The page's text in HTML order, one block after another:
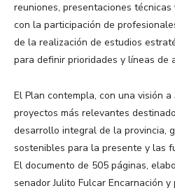
reuniones, presentaciones
con la participación de
de la realización de estudios
para definir prioridades y líneas de
El Plan contempla, con una visión
proyectos más relevantes
desarrollo integral de la provincia,
sostenibles para la presente y las
El documento de 505 páginas,
senador Julito Fulcar Encarnación